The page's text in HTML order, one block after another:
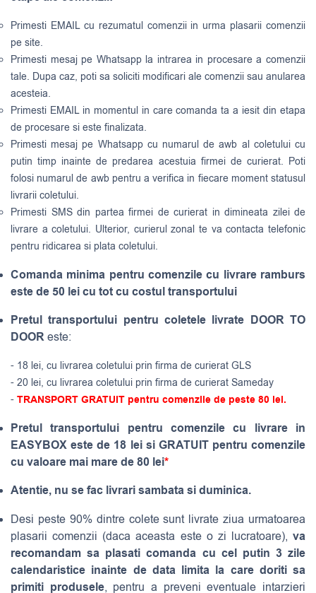
Primesti EMAIL cu rezumatul comenzii in urma plasarii comenzii
pe site.
Primesti mesaj pe Whatsapp la intrarea in procesare a comenzii
tale. Dupa caz, poti sa soliciti modificari ale comenzii sau anularea
acesteia.
Primesti EMAIL in momentul in care comanda ta a iesit din etapa
de procesare si este finalizata.
Primesti mesaj pe Whatsapp cu numarul de awb al coletului cu
putin timp inainte de predarea acestuia firmei de curierat. Poti
folosi numarul de awb pentru a verifica in fiecare moment statusul
livrarii coletului.
Primesti SMS din partea firmei de curierat in dimineata zilei de
livrare a coletului. Ulterior, curierul zonal te va contacta telefonic
pentru ridicarea si plata coletului.
Comanda minima pentru comenzile cu livrare ramburs
este de 50 lei cu tot cu costul transportului
Pretul transportului pentru coletele livrate DOOR TO
DOOReste:
- 18 lei, cu livrarea coletului prin firma de curierat GLS
- 20 lei, cu livrarea coletului prin firma de curierat Sameday
- TRANSPORT GRATUIT pentru comenzile de peste 80 lei.
Pretul transportului pentru comenzile cu livrare in
EASYBOX este de 18 lei si GRATUIT pentru comenzile
cu valoare mai mare de 80 lei*
Atentie, nu se fac livrari sambata si duminica.
Desi peste 90% dintre colete sunt livrate ziua urmatoarea
plasarii comenzii (daca aceasta este o zi lucratoare), va
recomandam sa plasati comanda cu cel putin 3 zile
calendaristice inainte de data limita la care doriti sa
primiti produsele, pentru a preveni eventuale intarzieri